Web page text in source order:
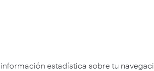
estadística sobre tu